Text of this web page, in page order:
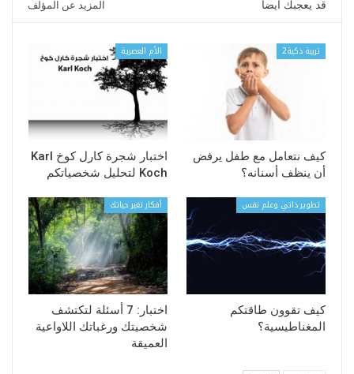
قد يعجبك ايضا المزيد عن المؤلف
تربية ذكية2
كيف نتعامل مع طفل يرفض
أن ينظف أسنانه؟
الأم العصرية
اختبار شجرة كارل كوخ Karl
Koch لتحليل شخصياتكم
تطوير ذاتي وعلم نفس
كيف تقوون طاقتكم
المغناطيسية؟
أفكار تغير حياتك
اختبار: 7 أسئلة لتكتشف
شخصيتك ورغباتك اللاواعية
العميقة